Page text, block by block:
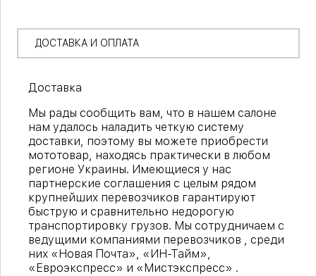
ДОСТАВКА И ОПЛАТА
Доставка
Мы рады сообщить вам, что в нашем салоне
нам удалось наладить четкую систему
доставки, поэтому вы можете приобрести
мототовар, находясь практически в любом
регионе Украины. Имеющиеся у нас
партнерские соглашения с целым рядом
крупнейших перевозчиков гарантируют
быструю и сравнительно недорогую
транспортировку грузов. Мы сотрудничаем с
ведущими компаниями перевозчиков , среди
них «Новая Почта», «ИН-Тайм»,
«Евроэкспресс» и «Мистэкспресс» .